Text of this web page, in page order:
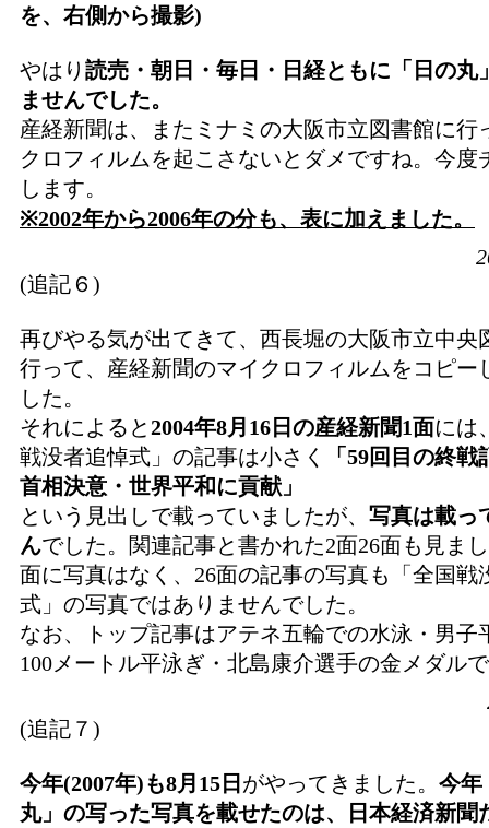
を、右側から撮影)
やはり 読売・朝日・毎日・日経ともに「日の丸
ませんでした。
産経新聞は、またミナミの大阪市立図書館に行
クロフィルムを起こさないとダメですね。今度
します。
※2002年から2006年の分も、表に加えました。
(追記６)
再びやる気が出てきて、西長堀の大阪市立中央
行って、産経新聞のマイクロフィルムをコピー
した。
それによると2004年8月 16 日の産経新聞1面には
戦没者追悼式」の記事は小さく
「 59回目の終戦
首相決意・世界平和に貢献」
という見出しで載っていましたが、 写真は載っ
んでした。関連記事と書かれた2面26面も見ま
面に写真はなく、26面の記事の写真も「全国戦
式」の写真ではありませんでした。
なお、トップ記事はアテネ五輪での水泳・男子
100メートル平泳ぎ・北島康介選手の金メダル
(追記７)
今年(2007年)も8月 15 日 がやってきました。 今年
丸」の写った写真を載せたのは、日本経済新聞